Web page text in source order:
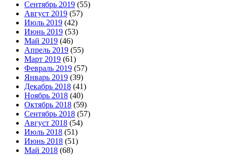
Сентябрь 2019 (55)
Август 2019 (57)
Июль 2019 (42)
Июнь 2019 (53)
Май 2019 (46)
Апрель 2019 (55)
Март 2019 (61)
Февраль 2019 (57)
Январь 2019 (39)
Декабрь 2018 (41)
Ноябрь 2018 (40)
Октябрь 2018 (59)
Сентябрь 2018 (57)
Август 2018 (54)
Июль 2018 (51)
Июнь 2018 (51)
Май 2018 (68)